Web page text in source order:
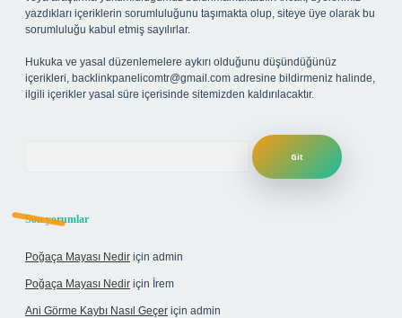
yazdıkları içeriklerin sorumluluğunu taşımakta olup, siteye üye olarak bu
sorumluluğu kabul etmiş sayılırlar.
Hukuka ve yasal düzenlemelere aykırı olduğunu düşündüğünüz
içerikleri, backlinkpanelicomtr@gmail.com adresine bildirmeniz halinde,
ilgili içerikler yasal süre içerisinde sitemizden kaldırılacaktır.
Son yorumlar
Poğaça Mayası Nedir için admin
Poğaça Mayası Nedir için İrem
Ani Görme Kaybı Nasıl Geçer için admin